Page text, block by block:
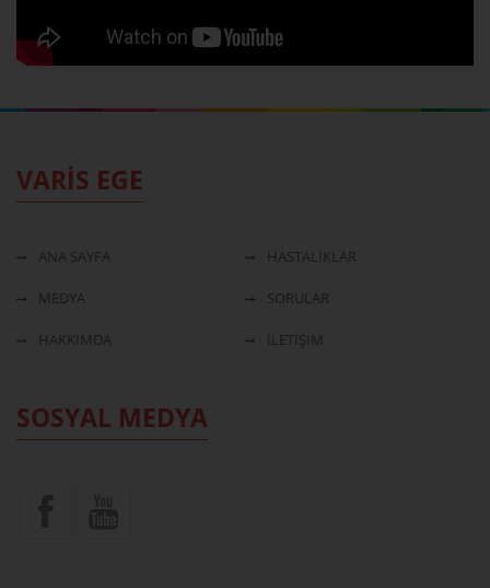
VARİS EGE
ANA SAYFA HASTALIKLAR
MEDYA SORULAR
HAKKIMDA İLETİŞİM
SOSYAL MEDYA